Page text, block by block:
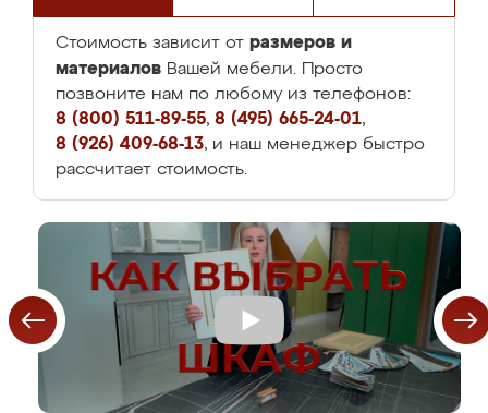
Стоимость зависит от размеров и
материалов Вашей мебели. Просто
позвоните нам по любому из телефонов:
8 (800) 511-89-55, 8 (495) 665-24-01,
8 (926) 409-68-13, и наш менеджер быстро
рассчитает стоимость.